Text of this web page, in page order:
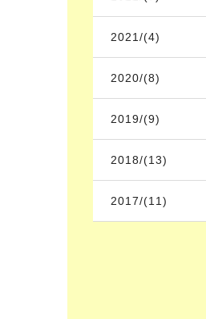
2021/(4)
2020/(8)
2019/(9)
2018/(13)
2017/(11)